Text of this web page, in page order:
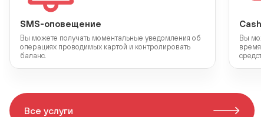
SMS-оповещение
Вы можете получать моментальные уведомления об
операциях проводимых картой и контролировать
баланс.
Cash
Вы
время
Все услуги